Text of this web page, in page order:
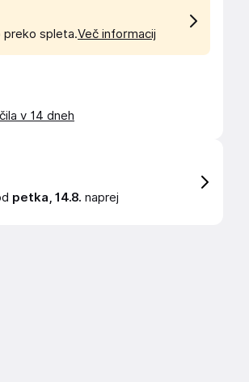
preko spleta.Več informacij
v 14 dneh
petka, 14.8. naprej